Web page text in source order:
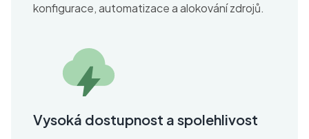
konfigurace, automatizace a alokování zdrojů.
Vysoká dostupnost a spolehlivost